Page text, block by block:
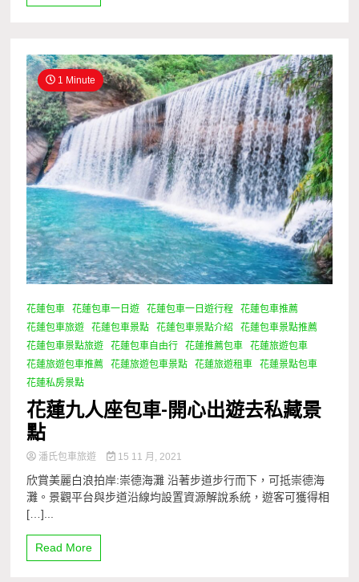
1 Minute
花蓮包車 花蓮包車一日遊 花蓮包車一日遊行程
花蓮包車推薦
花蓮包車旅遊
花蓮包車景點 花蓮包車景點介紹
花蓮包車景點推薦
花蓮包車景點旅遊
花蓮包車自由行 花蓮推薦包車
花蓮旅遊包車
花蓮旅遊包車推薦
花蓮旅遊包車景點 花蓮旅遊租車
花蓮景點包車
花蓮私房景點
花蓮九人座包車-開心出遊去私藏景
點
潘氏包車旅遊 15 11 月, 2021
欣賞美麗白浪拍岸:崇德海灘 沿著步道步行而下，可抵崇德海
灘。景觀平台與步道沿線均設置資源解說系統，遊客可獲得相
[…]...
Read More